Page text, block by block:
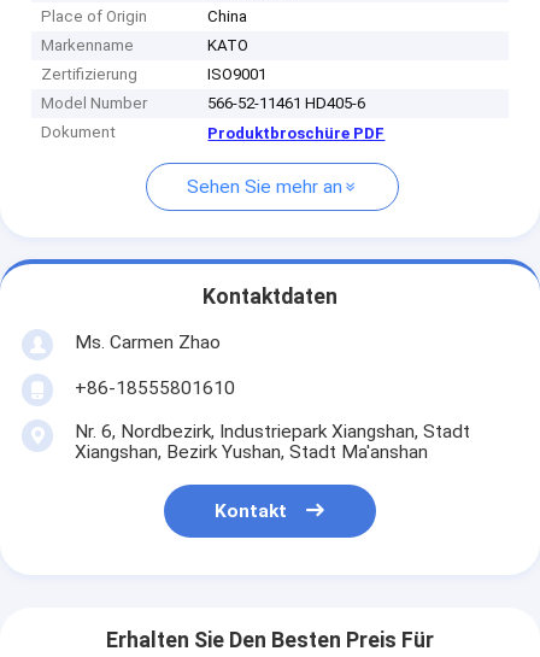
Place of Origin
China
Markenname
KATO
Zertifizierung
ISO9001
Model Number
566-52-11461 HD405-6
Dokument
Produktbroschüre PDF
Sehen Sie mehr an
Kontaktdaten
Ms. Carmen Zhao
+86-18555801610
Nr. 6, Nordbezirk, Industriepark Xiangshan, Stadt
Xiangshan, Bezirk Yushan, Stadt Ma'anshan
Kontakt
Erhalten Sie Den Besten Preis Für